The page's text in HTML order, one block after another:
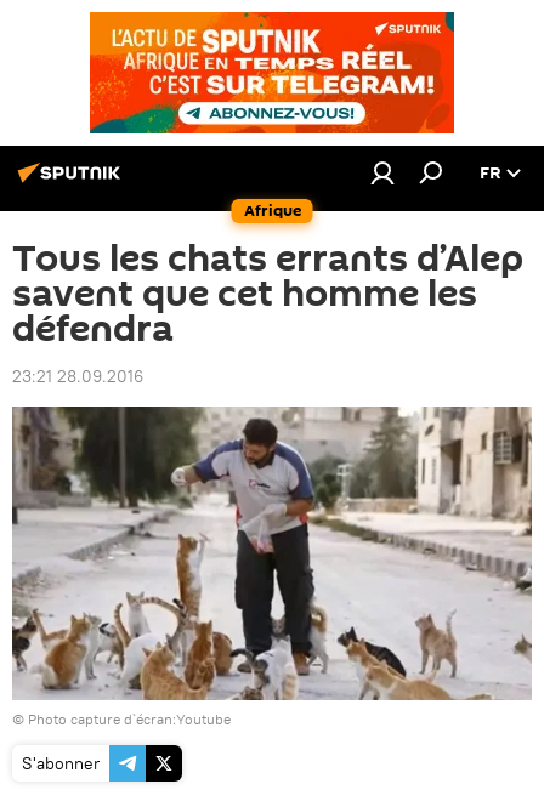
Afrique
FR
Tous les chats errants d’Alep
savent que cet homme les
défendra
23:21 28.09.2016
© Photo capture d`écran:Youtube
S'abonner